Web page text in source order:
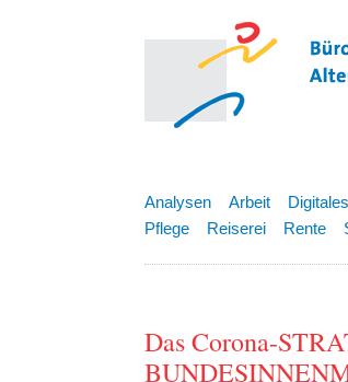
Analysen Arbeit Digitales
Pflege
Reiserei Rente
Das Corona-